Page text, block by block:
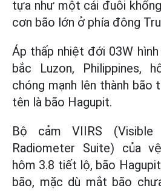
tựa như một cái đuôi
cơn bão lớn ở phía đông
Áp thấp nhiệt đới 03W
bắc Luzon, Philippines,
chóng mạnh lên thành
tên là bão Hagupit.
Bộ cảm VIIRS (Visible
Radiometer Suite) của
hôm 3.8 tiết lộ, bão
bão, mặc dù mắt bão